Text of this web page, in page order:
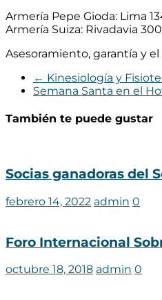
Armería Pepe Gioda: Lima
Armería Suiza: Rivadavia
Asesoramiento, garantía y
← Kinesiología y
Semana Santa en el
También te puede gustar
Socias ganadoras del
febrero 14, 2022 admin 0
Foro Internacional
octubre 18, 2018 admin 0